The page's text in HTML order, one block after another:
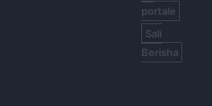
portale
Sali
Berisha